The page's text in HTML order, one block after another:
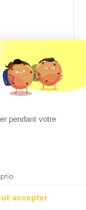
pendant votre
accepter